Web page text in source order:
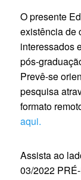
O presente
existência de
interessados
pós-graduação
Prevê-se
pesquisa
formato
aqui.
Assista ao lado a
03/2022